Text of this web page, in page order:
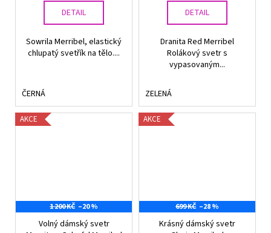
DETAIL
Sowrila Merribel, elastický
chlupatý svetřík na tělo....
ČERNÁ
DETAIL
Dranita Red Merribel
Rolákový svetr s
vypasovaným...
ZELENÁ
AKCE
1 200 KČ –20 %
Volný dámský svetr
AKCE
699 KČ –28 %
Krásný dámský svetr